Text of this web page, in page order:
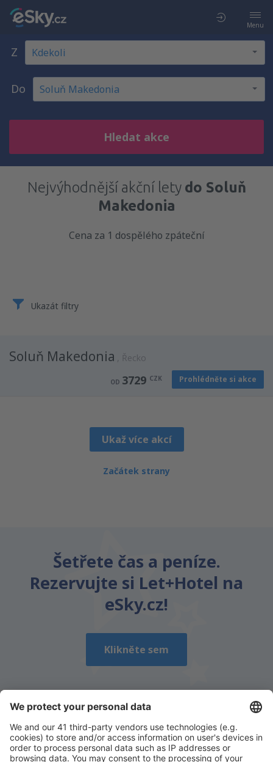
Menu
Z
Do
Hledat akce
Nejvýhodnější akční lety do Soluň
Makedonia
Cena za 1 dospělého zpáteční
Ukazát filtry
Soluň Makedonia Řecko
OD 3729 CZK Prohlédněte si akce
Ukaž více akcí
Začátek strany
Šetřete čas a peníze.
Rezervujte si Let+Hotel na
eSky.cz!
Klikněte sem